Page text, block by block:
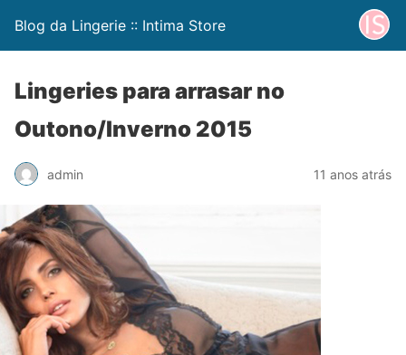
Blog da Lingerie :: Intima Store
Lingeries para arrasar no
Outono/Inverno 2015
admin 11 anos atrás